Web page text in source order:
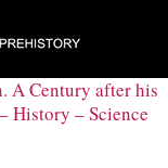
A Century after his
History – Science